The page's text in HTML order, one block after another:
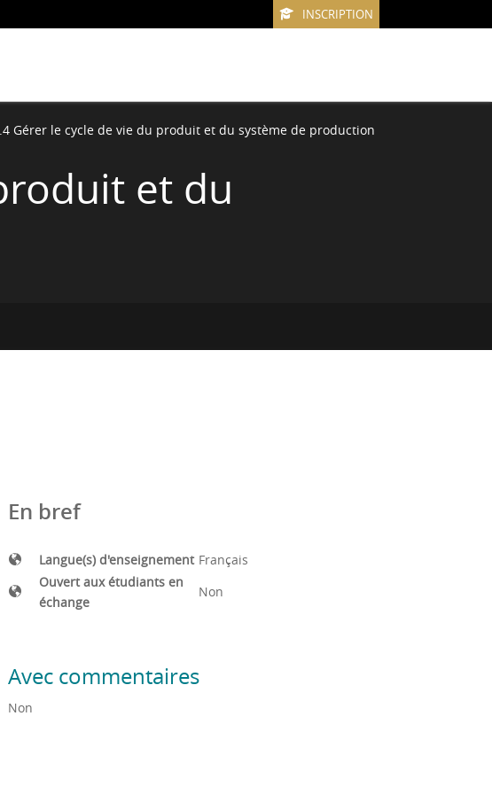
INSCRIPTION
Gérer le cycle de vie du produit et du système de production
et du
En bref
Langue(s) d'enseignement Français
Ouvert aux étudiants en
échange
Non
Avec commentaires
Non